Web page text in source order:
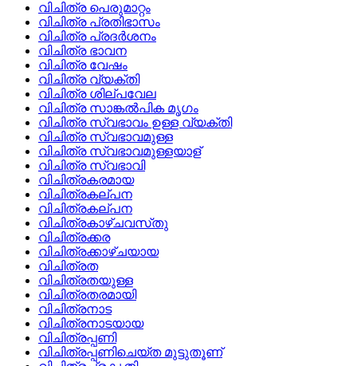
വിചിത്ര പെരുമാറ്റം
വിചിത്ര പ്രതിഭാസം
വിചിത്ര പ്രദര്‍ശനം
വിചിത്ര ഭാവന
വിചിത്ര വേഷം
വിചിത്ര വ്യക്തി
വിചിത്ര ശില്‌പവേല
വിചിത്ര സാങ്കല്‍പിക മൃഗം
വിചിത്ര സ്വഭാവം ഉള്ള വ്യക്തി
വിചിത്ര സ്വഭാവമുള്ള
വിചിത്ര സ്വഭാവമുള്ളയാള്
വിചിത്ര സ്വഭാവി
വിചിത്രകരമായ
വിചിത്രകല്പന
വിചിത്രകല്‌പന
വിചിത്രകാഴ്‌ചവസ്‌തു
വിചിത്രക്കര
വിചിത്രക്കാഴ്ചയായ
വിചിത്രത
വിചിത്രതയുള്ള
വിചിത്രതരമായി
വിചിത്രനാട
വിചിത്രനാടയായ
വിചിത്രപ്പണി
വിചിത്രപ്പണിചെയ്‌ത മുട്ടുതൂണ്